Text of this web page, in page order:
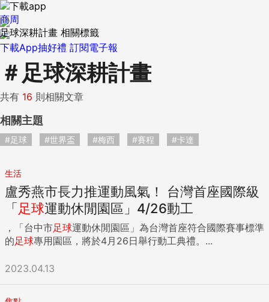
下載App抽好禮 訂閱電子報
商周
足球深耕計畫 相關標籤
＃ 足球深耕計畫
共有 16 則相關文章
相關主題
#足球 #世界盃 #梅西 #賽程 #卡達
生活
盧秀燕市長力推運動風氣！ 台灣首座國際級
「足球運動休閒園區」4/26動工
，「台中市足球運動休閒園區」為台灣首座符合國際賽事標準
的足球專用園區，將於4月26日舉行動工典禮。...
2023.04.13